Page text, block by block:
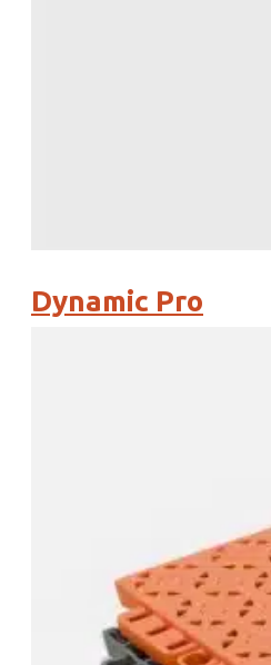
Dynamic Pro